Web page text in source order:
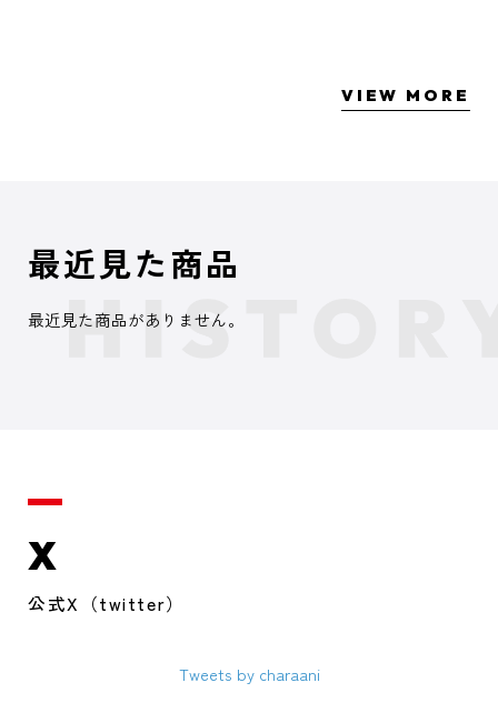
VIEW MORE
最近見た商品
最近見た商品がありません。
X
公式X（twitter）
Tweets by charaani